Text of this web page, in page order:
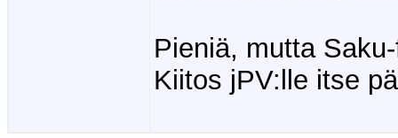
Pieniä, mutta
Kiitos jPV:lle itse